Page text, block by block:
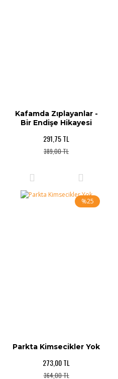
Kafamda Zıplayanlar -
Bir Endişe Hikayesi
291,75 TL
389,00 TL
%25
Parkta Kimsecikler Yok
273,00 TL
364,00 TL